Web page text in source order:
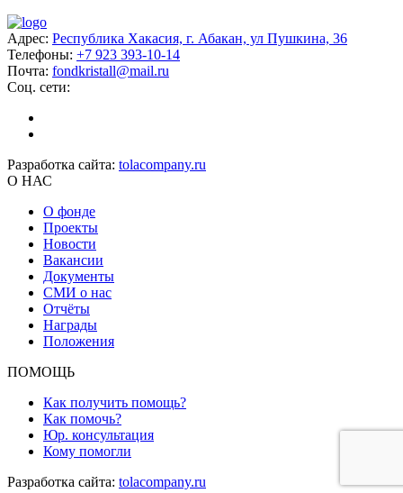
Адрес: Республика Хакасия, г. Абакан, ул Пушкина, 36
Телефоны: +7 923 393-10-14
Почта: fondkristall@mail.ru
Соц. сети:
Разработка сайта: tolacompany.ru
О НАС
О фонде
Проекты
Новости
Вакансии
Документы
СМИ о нас
Отчёты
Награды
Положения
ПОМОЩЬ
Как получить помощь?
Как помочь?
Юр. консультация
Кому помогли
Разработка сайта: tolacompany.ru